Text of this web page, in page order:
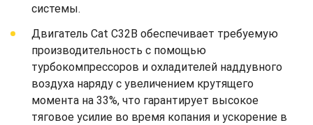
системы.
Двигатель Cat C32B обеспечивает требуемую
производительность с помощью
турбокомпрессоров и охладителей наддувного
воздуха наряду с увеличением крутящего
момента на 33%, что гарантирует высокое
тяговое усилие во время копания и ускорение в